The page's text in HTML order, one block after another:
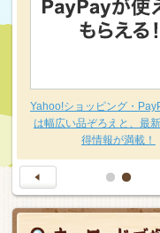
Yahoo!ショッピング・
は幅広い品ぞろえと、最
得情報が満載！